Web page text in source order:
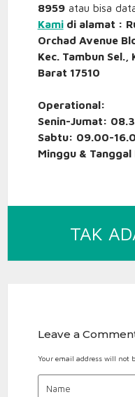
8959atau bisa
Kamidi alamat :
Orchad Avenue
Kec. Tambun
Barat 17510
Operational:
Senin-Jumat:
Sabtu: 09.00-
Minggu & Tanggal
TAK
Leave a
Your email address will not